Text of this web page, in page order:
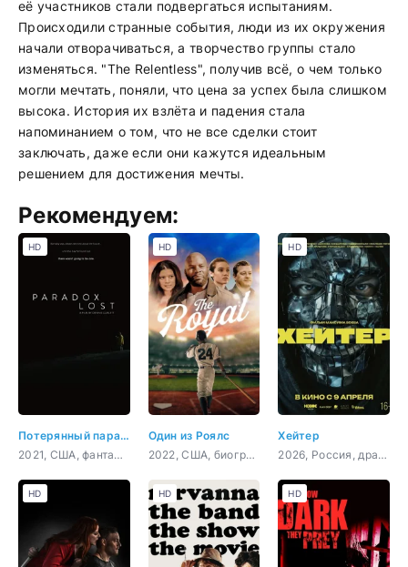
её участников стали подвергаться испытаниям.
Происходили странные события, люди из их окружения
начали отворачиваться, а творчество группы стало
изменяться. "The Relentless", получив всё, о чем только
могли мечтать, поняли, что цена за успех была слишком
высока. История их взлёта и падения стала
напоминанием о том, что не все сделки стоит
заключать, даже если они кажутся идеальным
решением для достижения мечты.
Рекомендуем:
Потерянный парадокс
2021, США, фантастика, комедия
HD
Один из Роялс
2022, США, биография, спорт
HD
Хейтер
2026, Россия, драма, мелодрама
HD
HD HD HD